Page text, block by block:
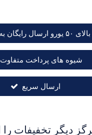
به کل آلمان
شیوه های پرداخت متفاوت
ارسال سریع